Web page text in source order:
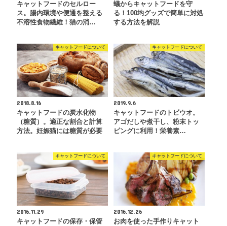
キャットフードのセルロー
ス。腸内環境や便通を整える
不溶性食物繊維！猫の消…
蟻からキャットフードを守
る！100均グッズで簡単に対処
する方法を解説
キャットフードについて
2018.8.16
キャットフードの炭水化物
（糖質）。適正な割合と計算
方法。妊娠猫には糖質が必要
キャットフードについて
2019.9.6
キャットフードのトビウオ。
アゴだしや煮干し、粉末トッ
ピングに利用！栄養素…
キャットフードについて
2016.11.29
キャットフードの保存・保管
キャットフードについて
2016.12.26
お肉を使った手作りキャット